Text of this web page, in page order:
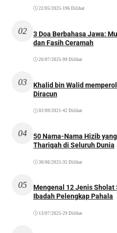
22/05/2025 •196 Dilihat
02
3 Doa Berbahasa Jawa:
dan Fasih Ceramah
26/07/2025 •99 Dilihat
03
Khalid bin Walid
Diracun
02/09/2021 •42 Dilihat
04
50 Nama-Nama Hizib
Thariqah di Seluruh Dunia
30/06/2025 •35 Dilihat
05
Mengenal 12 Jenis Sholat
Ibadah Pelengkap Pahala
13/07/2025 •29 Dilihat